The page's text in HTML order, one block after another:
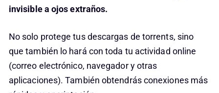
invisible a ojos extraños.
No solo protege tus descargas de torrents, sino
que también lo hará con toda tu actividad online
(correo electrónico, navegador y otras
aplicaciones). También obtendrás conexiones más